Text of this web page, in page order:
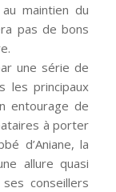
maintien du
pas de bons
une série de
les principaux
entourage de
à porter
d’Aniane, la
allure quasi
conseillers